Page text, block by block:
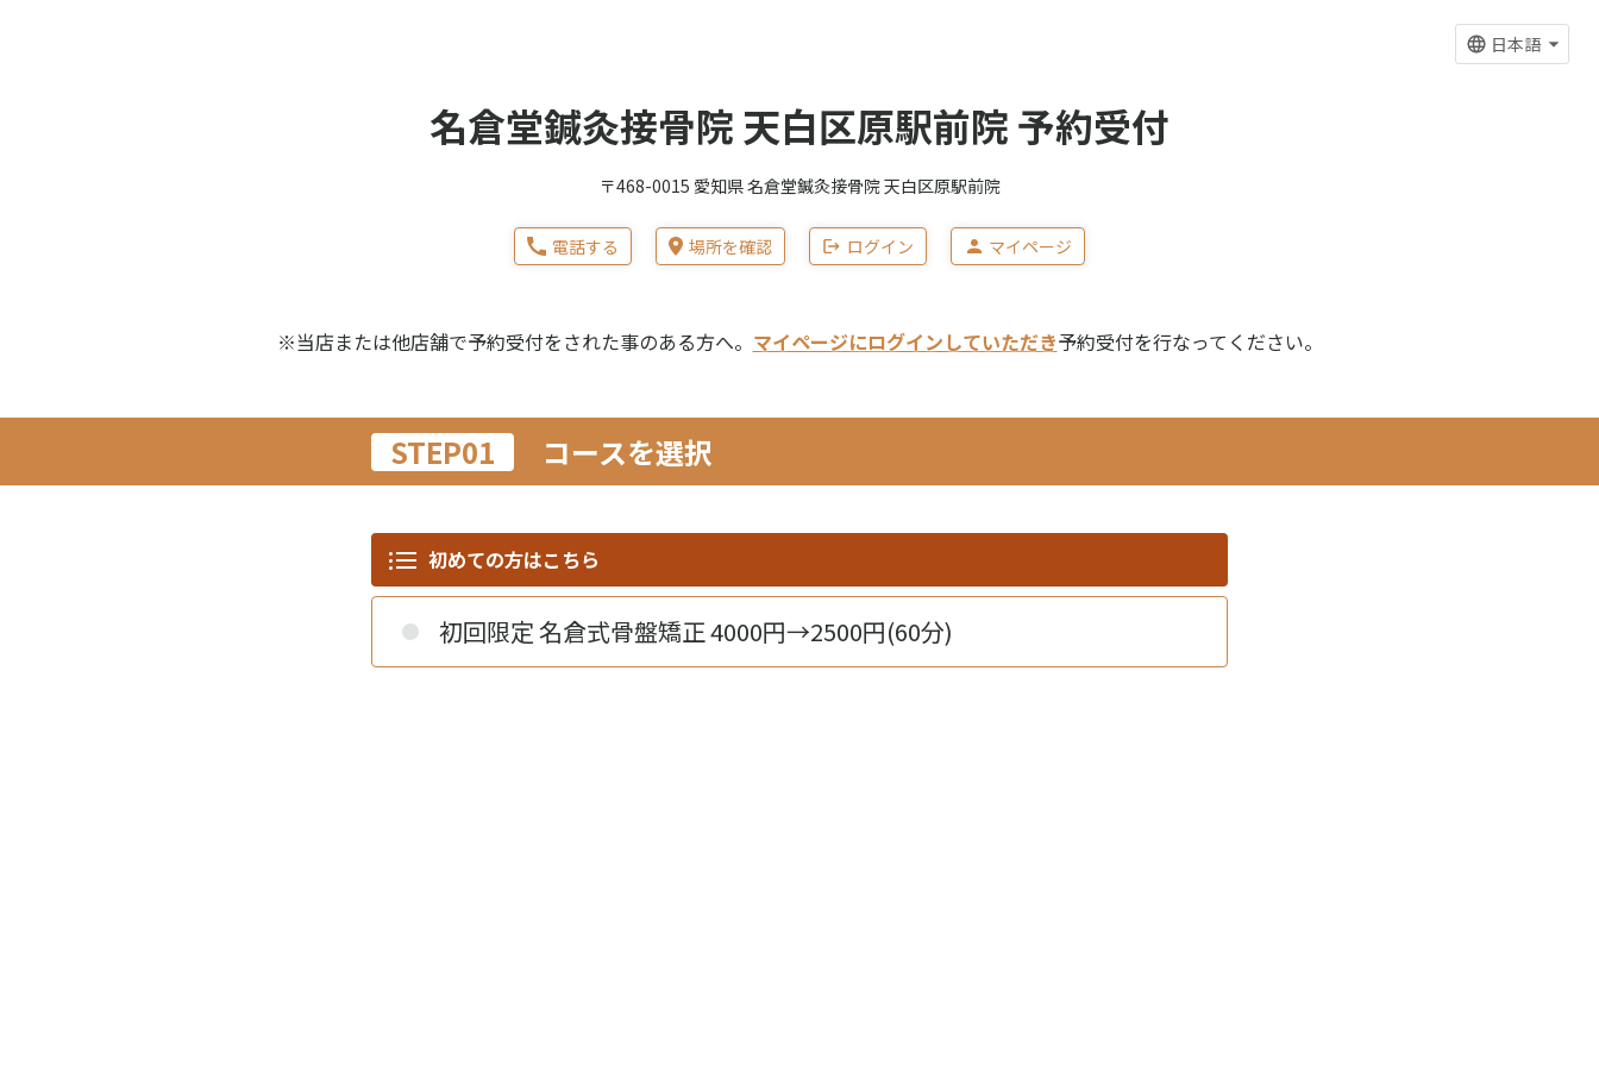
日本語
名倉堂鍼灸接骨院 天白区原駅前院 予約受付
〒468-0015 愛知県 名倉堂鍼灸接骨院 天白区原駅前院
電話する 場所を確認 ログイン マイページ
※当店または他店舗で予約受付をされた事のある方へ。 マイページにログインしていただき予約受付を行なってください。
STEP01 コースを選択
初めての方はこちら
初回限定 名倉式骨盤矯正 4000円→2500円(60分)